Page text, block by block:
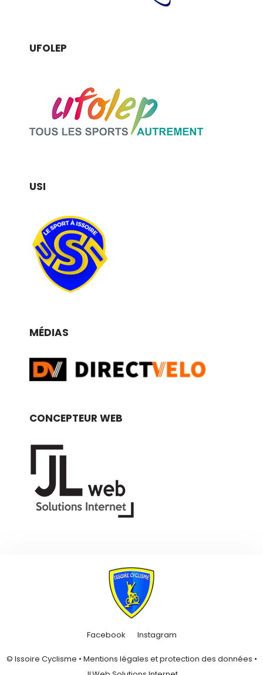
UFOLEP
USI
MÉDIAS
CONCEPTEUR WEB
Facebook Instagram
© Issoire Cyclisme • Mentions légales et protection des données •